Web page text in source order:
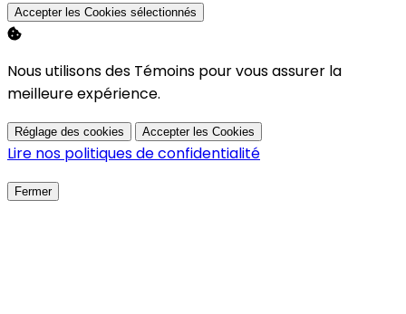
Accepter les Cookies sélectionnés
Nous utilisons des Témoins pour vous assurer la
meilleure expérience.
Réglage des cookies Accepter les Cookies
Lire nos politiques de confidentialité
Fermer